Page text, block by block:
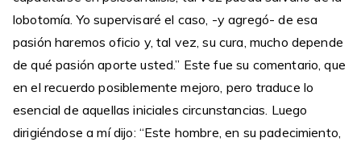
lobotomía. Yo supervisaré el caso, -y agregó- de esa
pasión haremos oficio y, tal vez, su cura, mucho depende
de qué pasión aporte usted.” Este fue su comentario, que
en el recuerdo posiblemente mejoro, pero traduce lo
esencial de aquellas iniciales circunstancias. Luego
dirigiéndose a mí dijo: “Este hombre, en su padecimiento,